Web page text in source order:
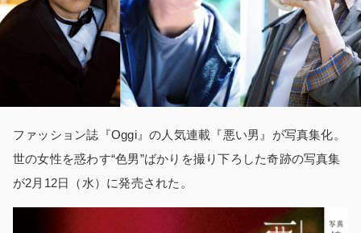
ファッション誌『Oggi』の人気連載『悪い男』が写真集化。
世の女性を惑わす“色男”ばかりを撮り下ろした奇跡の写真集
が2月12日（水）に発売された。